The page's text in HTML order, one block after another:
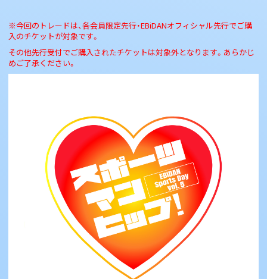
※今回のトレードは、各会員限定先行・EBiDANオフィシャル先行でご購
入のチケットが対象です。
その他先行受付でご購入されたチケットは対象外となります。あらかじ
めご了承ください。